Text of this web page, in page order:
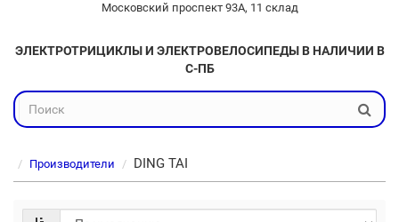
Московский проспект 93А, 11 склад
ЭЛЕКТРОТРИЦИКЛЫ И ЭЛЕКТРОВЕЛОСИПЕДЫ В НАЛИЧИИ В
С-ПБ
Производители DING TAI